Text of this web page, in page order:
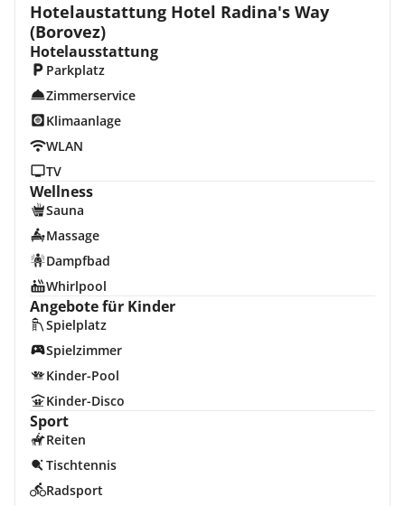
Hotelaustattung Hotel Radina's Way
(Borovez)
Hotelausstattung
Parkplatz
Zimmerservice
Klimaanlage
WLAN
TV
Wellness
Sauna
Massage
Dampfbad
Whirlpool
Angebote für Kinder
Spielplatz
Spielzimmer
Kinder-Pool
Kinder-Disco
Sport
Reiten
Tischtennis
Radsport